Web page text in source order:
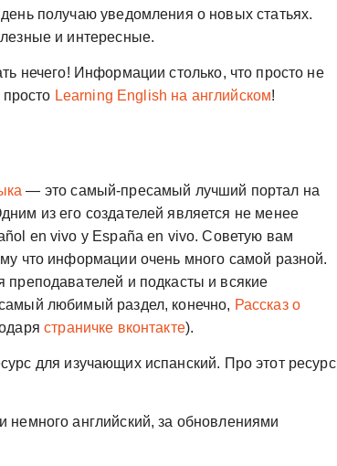
получаю уведомления о новых статьях.
и интересные.
нечего! Информации столько, что просто не
Learning English на английском!
— это самый-пресамый лучший портал на
из его создателей является не менее
en vivo y España en vivo. Советую вам
что информации очень много самой разной.
и подкасты и всякие
любимый раздел, конечно, Рассказ о
страничке вконтакте).
для изучающих испанский. Про этот ресурс
немного английский, за обновлениями